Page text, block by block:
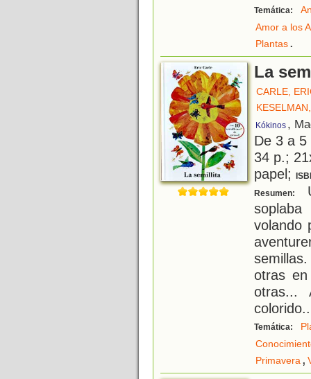
Temática:
Amor a los
Plantas.
La
CARLE,
Kókinos ,
De 3 a
34 p.;
papel;
Resumen:
volando
otras
otras...
colorido
Temática:
Primavera ,